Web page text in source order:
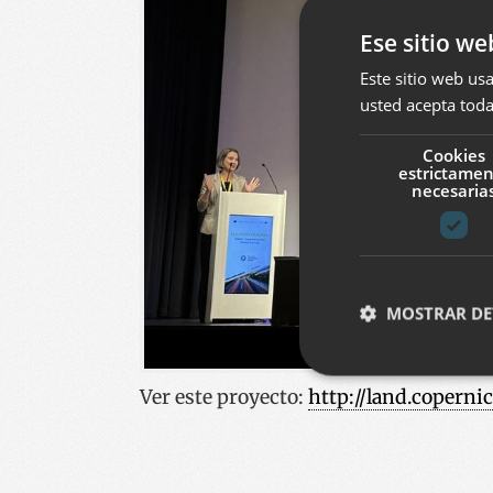
Ver este proyecto:http://
Ese sitio
Este sitio web
usted acepta
Cookies
MOSTRAR
Las cookies